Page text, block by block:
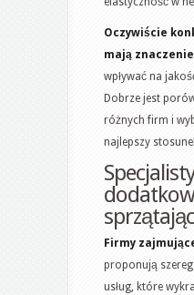
Oczywiście
mają
wpływać na
Dobrze jest
różnych firm i
najlepszy
Firmy
proponują
usług, które